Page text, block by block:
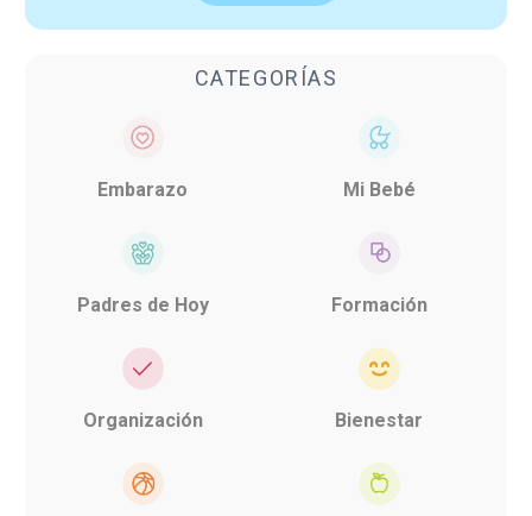
CATEGORÍAS
Embarazo Mi Bebé
Padres de Hoy Formación
Organización Bienestar